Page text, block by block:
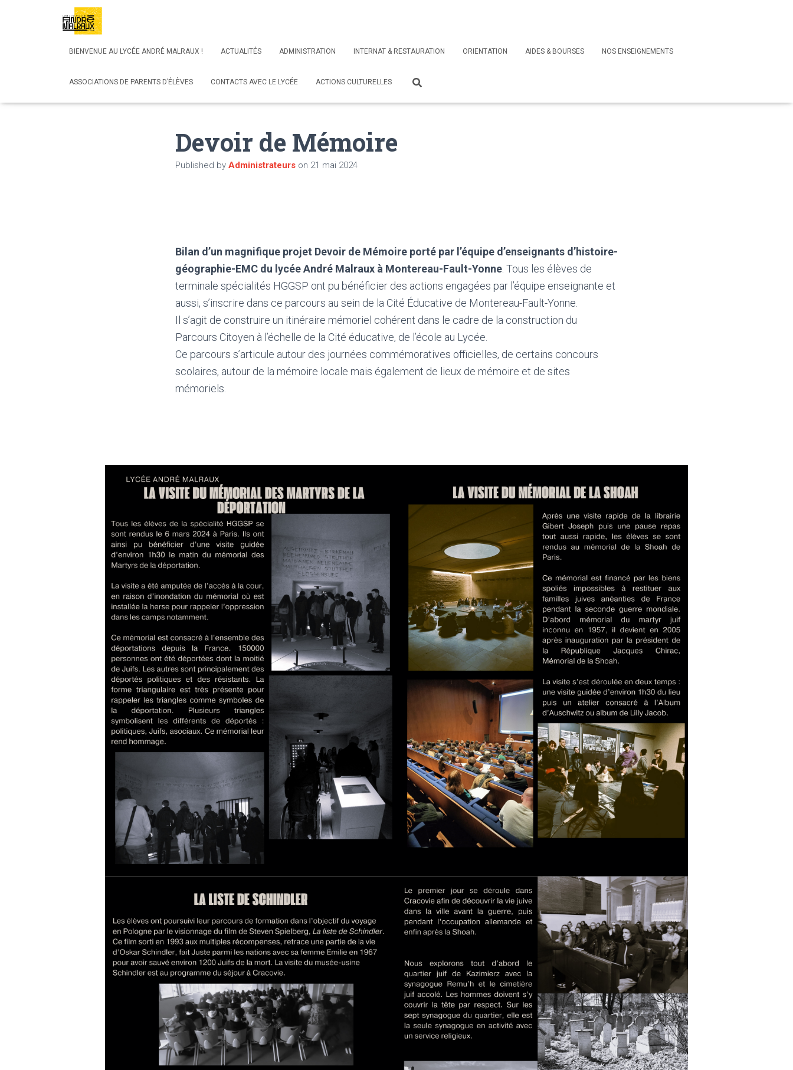
BIENVENUE AU LYCÉE ANDRÉ MALRAUX ! ACTUALITÉS ADMINISTRATION INTERNAT & RESTAURATION ORIENTATION AIDES & BOURSES NOS ENSEIGNEMENTS
ASSOCIATIONS DE PARENTS D’ÉLÈVES CONTACTS AVEC LE LYCÉE ACTIONS CULTURELLES
Devoir de Mémoire
Published by Administrateurs on 21 mai 2024
Bilan d’un magnifique projet Devoir de Mémoire porté par l’équipe d’enseignants d’histoire-
géographie-EMC du lycée André Malraux à Montereau-Fault-Yonne . Tous les élèves de
terminale spécialités HGGSP ont pu bénéficier des actions engagées par l’équipe enseignante et
aussi, s’inscrire dans ce parcours au sein de la Cité Éducative de Montereau-Fault-Yonne.
Il s’agit de construire un itinéraire mémoriel cohérent dans le cadre de la construction du
Parcours Citoyen à l’échelle de la Cité éducative, de l’école au Lycée.
Ce parcours s’articule autour des journées commémoratives officielles, de certains concours
scolaires, autour de la mémoire locale mais également de lieux de mémoire et de sites
mémoriels.